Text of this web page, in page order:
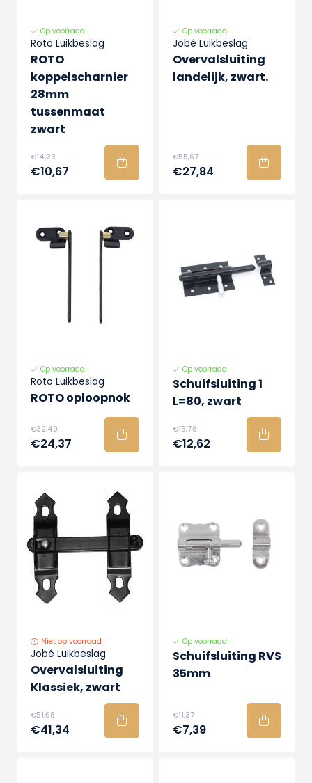
Op voorraad
Roto Luikbeslag
ROTO
koppelscharnier
28mm
tussenmaat
zwart
€14,23
€10,67
Op voorraad
Jobé Luikbeslag
Overvalsluiting
landelijk, zwart.
€55,67
€27,84
Op voorraad
Roto Luikbeslag
ROTO oploopnok
€32,49
€24,37
Op voorraad
Schuifsluiting 1
L=80, zwart
€15,78
€12,62
Niet op voorraad
Jobé Luikbeslag
Overvalsluiting
Klassiek, zwart
€51,68
€41,34
Op voorraad
Schuifsluiting RVS
35mm
€11,37
€7,39